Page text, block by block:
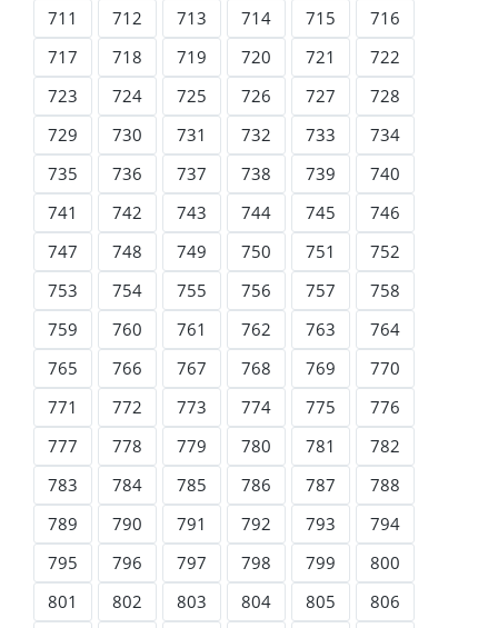
711
712 713 714 715
716
717
718 719 720 721
722
723
724 725 726 727
728
729
730 731 732 733
734
735
736 737 738 739
740
741
742 743 744 745
746
747
748 749 750 751
752
753
754 755 756 757
758
759
760 761 762 763
764
765
766 767 768 769
770
771
772 773 774 775
776
777
778 779 780 781
782
783
784 785 786 787
788
789
790 791 792 793
794
795
796 797 798 799
800
801
802 803 804 805
806